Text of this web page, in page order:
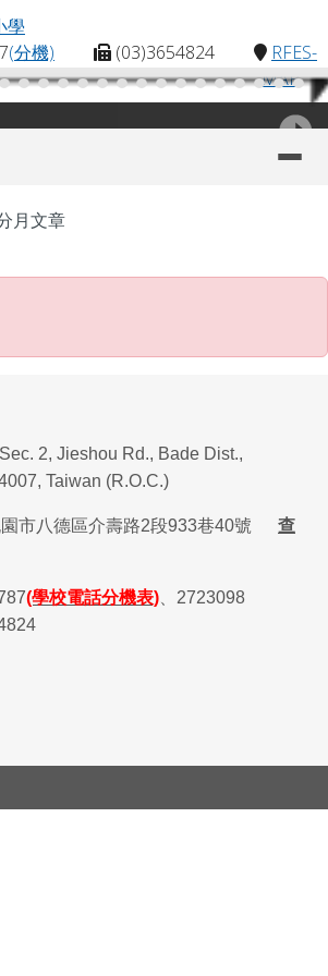
民小學
(分機) (03)3654824
RFES-
MAP
月文章
2, Jieshou Rd., Bade Dist.,
Taiwan (R.O.C.)
市八德區介壽路2段933巷40號
查
(學校電話分機表)
2723098